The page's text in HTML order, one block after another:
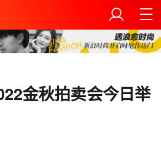
金秋拍卖会今日举